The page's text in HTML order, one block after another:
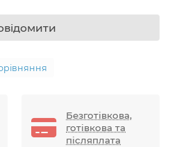
Безготівкова,
готівкова та
післяплата